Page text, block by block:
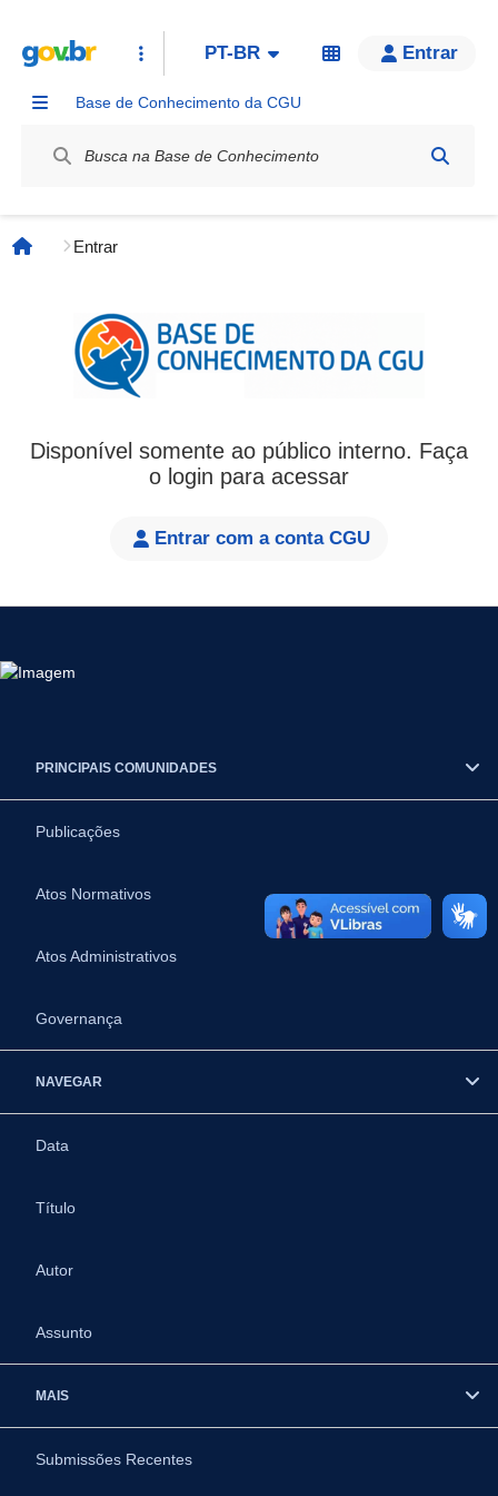
PT-BR Entrar
Base de Conhecimento da CGU
Página inicial
Entrar
Disponível somente ao público interno. Faça
o login para acessar
Entrar com a conta CGU
PRINCIPAIS COMUNIDADES
Publicações
Atos Normativos
Atos Administrativos
Governança
NAVEGAR
Data
Título
Autor
Assunto
MAIS
Submissões Recentes